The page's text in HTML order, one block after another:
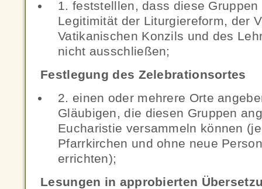
1. feststelllen, dass diese
Legitimität der Liturgiereform, der
Vatikanischen Konzils und des
nicht ausschließen;
Festlegung des Zelebrationsortes
2. einen oder mehrere Orte
Gläubigen, die diesen Gruppen
Eucharistie versammeln können
Pfarrkirchen und ohne neue
errichten);
Lesungen in approbierten